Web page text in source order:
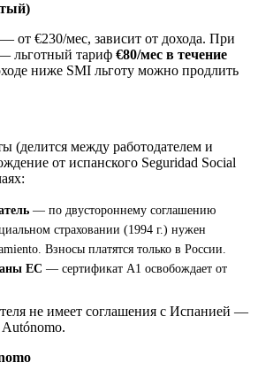
от €230/мес, зависит от дохода. При
льготный тариф €80/мес в течение
ниже SMI льготу можно продлить
(делится между работодателем и
от испанского Seguridad Social
— по двустороннему соглашению
страховании (1994 г.) нужен
Взносы платятся только в России.
ЕС — сертификат A1 освобождает от
не имеет соглашения с Испанией —